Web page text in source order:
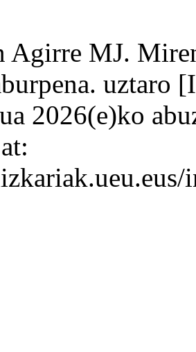
Agirre MJ.
uztaro
2026(e)ko